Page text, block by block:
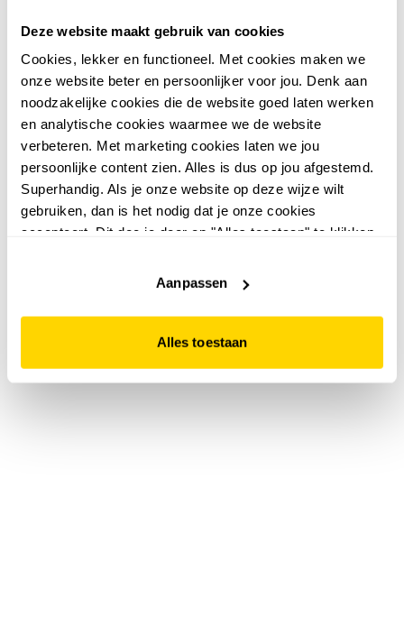
Deze website maakt gebruik van cookies
Cookies, lekker en functioneel. Met cookies maken we
onze website beter en persoonlijker voor jou. Denk aan
noodzakelijke cookies die de website goed laten werken
en analytische cookies waarmee we de website
verbeteren. Met marketing cookies laten we jou
persoonlijke content zien. Alles is dus op jou afgestemd.
Superhandig. Als je onze website op deze wijze wilt
gebruiken, dan is het nodig dat je onze cookies
accepteert. Dit doe je door op "Alles toestaan" te klikken.
website niet optimaal functioneert.
Aanpassen
Alles toestaan